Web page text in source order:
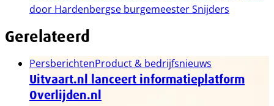
door Hardenbergse burgemeester Snijders
Gerelateerd
PersberichtenProduct & bedrijfsnieuws
Uitvaart.nl lanceert informatieplatform
Overlijden.nl